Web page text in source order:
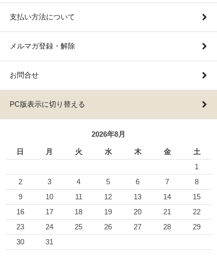
支払い方法について
メルマガ登録・解除
お問合せ
PC版表示に切り替える
2026年8月
日 月 火 水 木 金
土
1
2
3 4 5 6 7
8
9
10 11 12 13 14
15
16
17 18 19 20 21
22
23
24 25 26 27 28
29
30
31